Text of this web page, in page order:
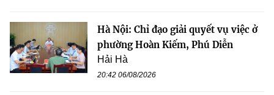
Hà Nội: Chỉ đạo giải quyết vụ việc ở
phường Hoàn Kiếm, Phú Diễn
Hải Hà
20:42 06/08/2026